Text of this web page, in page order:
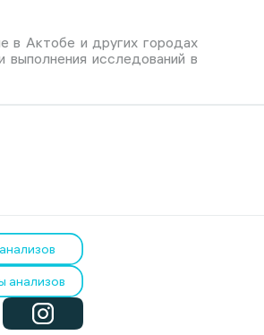
в Актобе и других городах
исследований в
анализов